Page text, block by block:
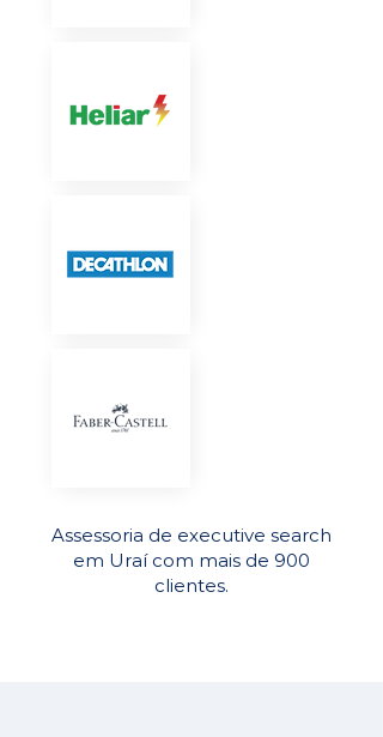
Assessoria de executive search
em Uraí com mais de 900
clientes.